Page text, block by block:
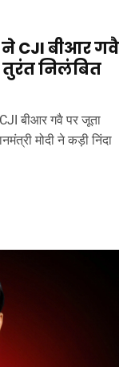
ने CJI बीआर गवै
निलंबित
बीआर गवै पर जूता
मोदी ने कड़ी निंदा